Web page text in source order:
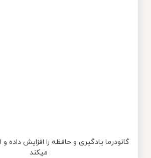
گانودرما یادگیری و حافظه را افزایش داده و
میکند